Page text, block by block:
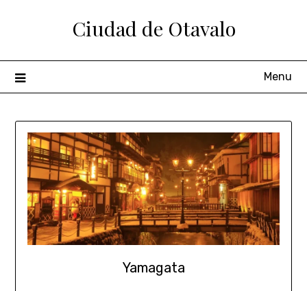
Ciudad de Otavalo
Menu
Yamagata